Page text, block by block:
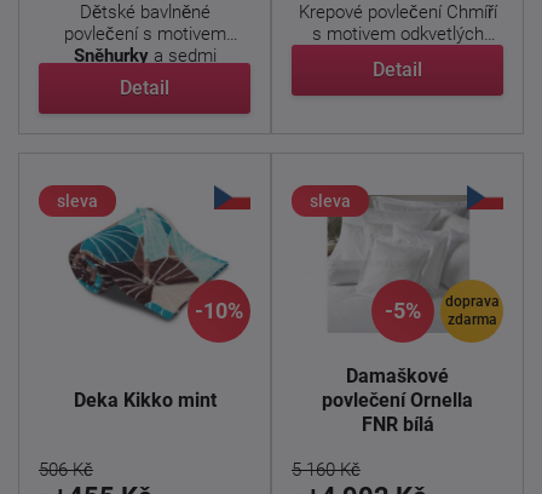
Dětské bavlněné
povlečení s motivem
Sněhurky a sedmi
trpaslíků.
Detail
Krepové povlečení Chmíří
s motivem odkvetlých
Detail
sleva
-10%
Deka Kikko mint
506 Kč
sleva
-5%
doprava
zdarma
Damaškové
povlečení Ornella
FNR bílá
5 160 Kč